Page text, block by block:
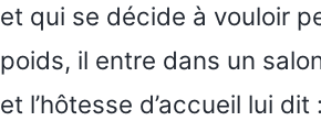
et qui se décide à vouloir
poids, il entre dans un
et l’hôtesse d’accueil lui dit :